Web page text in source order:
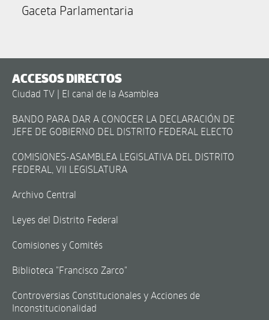
Gaceta Parlamentaria
ACCESOS DIRECTOS
Ciudad TV | El canal de la Asamblea
BANDO PARA DAR A CONOCER LA DECLARACIÓN DE
JEFE DE GOBIERNO DEL DISTRITO FEDERAL ELECTO
COMISIONES-ASAMBLEA LEGISLATIVA DEL DISTRITO
FEDERAL, VII LEGISLATURA
Archivo Central
Leyes del Distrito Federal
Comisiones y Comités
Biblioteca "Francisco Zarco"
Controversias Constitucionales y Acciones de
Inconstitucionalidad